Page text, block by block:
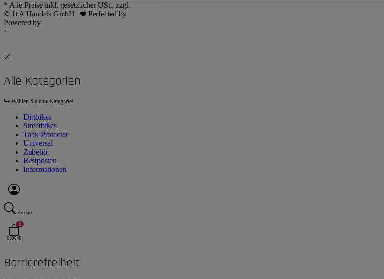
* Alle Preise inkl. gesetzlicher USt., zzgl.
© J+A Handels GmbH
Perfected by
.
Powered by
Alle Kategorien
Wählen Sie eine Kategorie!
Dirtbikes
Streetbikes
Tank Protector
Universal
Zubehör
Restposten
Informationen
Suche
0
0,00 €
Barrierefreiheit